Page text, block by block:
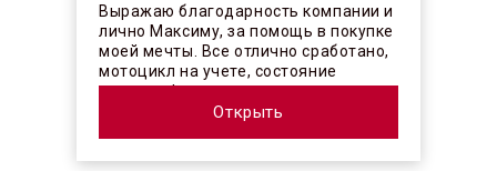
Выражаю благодарность компании и
лично Максиму, за помощь в покупке
моей мечты. Все отлично сработано,
мотоцикл на учете, состояние
отличное! ...
Открыть